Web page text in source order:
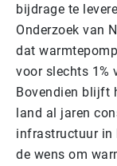
bijdrage te
Onderzoek van
dat
voor slechts 1%
Bovendien blijft
land al jaren
infrastructuur in
de wens om